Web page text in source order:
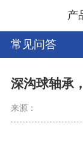
产
常见问答
深沟球轴承
来源：